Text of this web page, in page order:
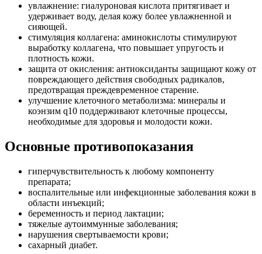
увлажнение: гиалуроновая кислота притягивает и
удерживает воду, делая кожу более увлажненной и
сияющей.
стимуляция коллагена: аминокислоты стимулируют
выработку коллагена, что повышает упругость и
плотность кожи.
защита от окисления: антиоксиданты защищают кожу от
повреждающего действия свободных радикалов,
предотвращая преждевременное старение.
улучшение клеточного метаболизма: минералы и
коэнзим q10 поддерживают клеточные процессы,
необходимые для здоровья и молодости кожи.
Основные противопоказания
гиперчувствительность к любому компоненту
препарата;
воспалительные или инфекционные заболевания кожи в
области инъекций;
беременность и период лактации;
тяжелые аутоиммунные заболевания;
нарушения свертываемости крови;
сахарный диабет.